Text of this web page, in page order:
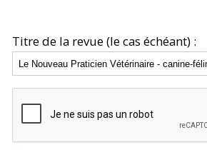
Titre de la revue (le cas échéant) :